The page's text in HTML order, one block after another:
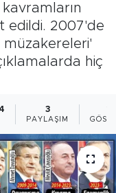
edildi. 2007'de
müzakereleri'
hiç
3
PAYLAŞIM